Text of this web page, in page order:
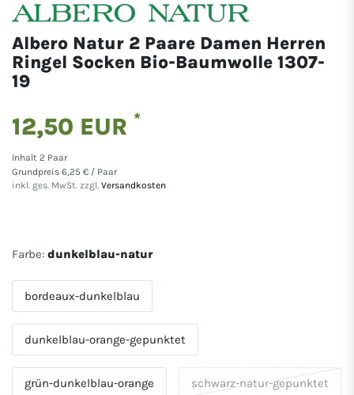
Albero Natur 2 Paare Damen Herren
Ringel Socken Bio-Baumwolle 1307-
19
12,50 EUR *
Inhalt 2 Paar
Grundpreis 6,25 € / Paar
inkl. ges. MwSt. zzgl. Versandkosten
Farbe: dunkelblau-natur
bordeaux-dunkelblau
dunkelblau-orange-gepunktet
grün-dunkelblau-orange schwarz-natur-gepunktet